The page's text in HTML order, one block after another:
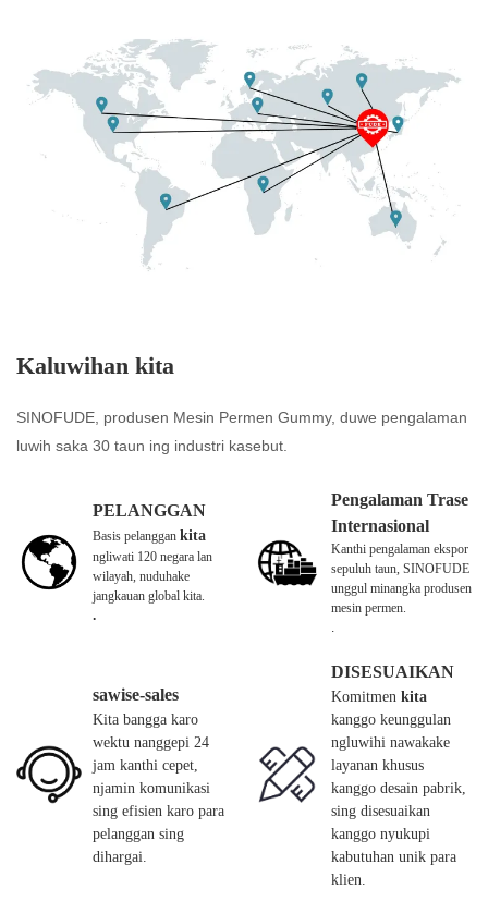
Kaluwihan kita
SINOFUDE, produsen Mesin Permen Gummy, duwe pengalaman
luwih saka 30 taun ing industri kasebut.
PELANGGAN
Basis pelanggan kita
ngliwati 120 negara lan
wilayah, nuduhake
jangkauan global kita.
.
Pengalaman Trase
Internasional
Kanthi pengalaman ekspor
sepuluh taun, SINOFUDE
unggul minangka produsen
mesin permen.
sawise-sales
Kita bangga karo
wektu nanggepi 24
jam kanthi cepet,
njamin komunikasi
sing efisien karo para
pelanggan sing
dihargai.
DISESUAIKAN
Komitmen kita
kanggo keunggulan
ngluwihi nawakake
layanan khusus
kanggo desain pabrik,
sing disesuaikan
kanggo nyukupi
kabutuhan unik para
klien.